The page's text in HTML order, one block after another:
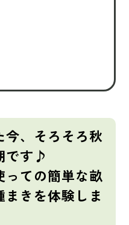
、そろそろ秋
です♪
っての簡単な畝
きを体験しま